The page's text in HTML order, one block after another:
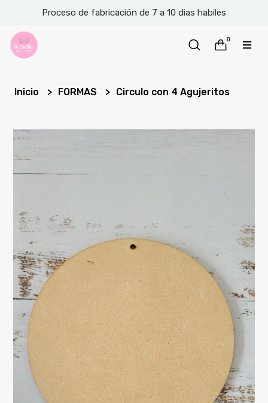
Proceso de fabricación de 7 a 10 dias habiles
0
Inicio FORMAS Circulo con 4 Agujeritos